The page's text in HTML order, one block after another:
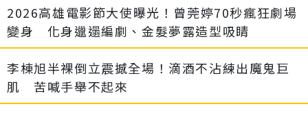
2026高雄電影節大使曝光！曾莞婷70秒瘋狂劇場
變身 化身邋遢編劇、金髮夢露造型吸睛
李棟旭半裸倒立震撼全場！滴酒不沾練出魔鬼巨
肌 苦喊手舉不起來